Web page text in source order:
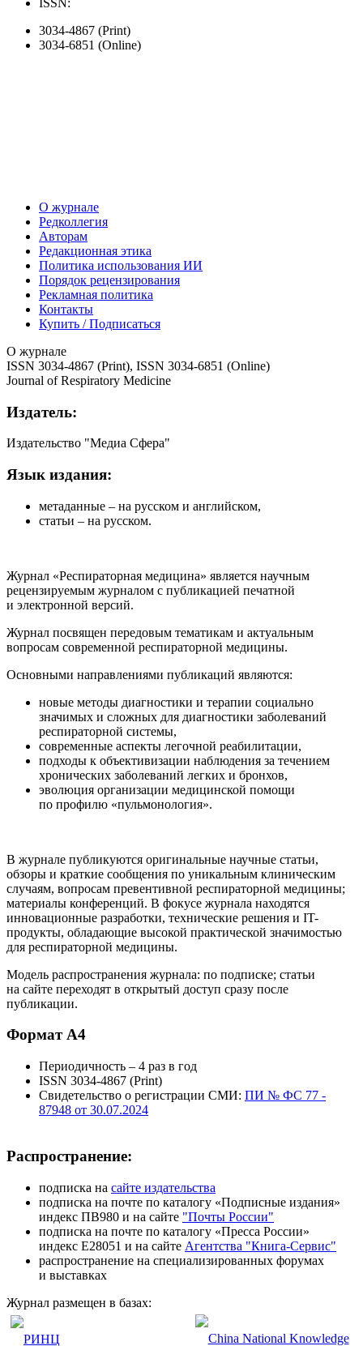
3034-4867 (Print)
3034-6851 (Online)
О журнале
Редколлегия
Авторам
Редакционная этика
Политика использования ИИ
Порядок рецензирования
Рекламная политика
Контакты
Купить / Подписаться
О журнале
ISSN 3034-4867 (Print), ISSN 3034-6851 (Online)
Journal of Respiratory Medicine
Издатель:
Издательство "Медиа Сфера"
Язык издания:
метаданные – на русском и английском,
статьи – на русском.
Журнал «Респираторная медицина» является научным
рецензируемым журналом с публикацией печатной
и электронной версий.
Журнал посвящен передовым тематикам и актуальным
вопросам современной респираторной медицины.
Основными направлениями публикаций являются:
новые методы диагностики и терапии социально
значимых и сложных для диагностики заболеваний
респираторной системы,
современные аспекты легочной реабилитации,
подходы к объективизации наблюдения за течением
хронических заболеваний легких и бронхов,
эволюция организации медицинской помощи
по профилю «пульмонология».
В журнале публикуются оригинальные научные статьи,
обзоры и краткие сообщения по уникальным клиническим
случаям, вопросам превентивной респираторной медицины;
материалы конференций. В фокусе журнала находятся
инновационные разработки, технические решения и IT-
продукты, обладающие высокой практической значимостью
для респираторной медицины.
Модель распространения журнала: по подписке; статьи
на сайте переходят в открытый доступ сразу после
публикации.
Формат А4
Периодичность – 4 раз в год
ISSN 3034-4867 (Print)
Свидетельство о регистрации СМИ: ПИ № ФС 77 -
87948 от 30.07.2024
Распространение:
подписка на сайте издательства
подписка на почте по каталогу «Подписные издания»
индекс ПВ980 и на сайте "Почты России"
подписка на почте по каталогу «Пресса России»
индекс Е28051 и на сайте Агентства "Книга-Сервис"
распространение на специализированных форумах
и выставках
Журнал размещен в базах: